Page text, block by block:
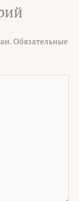
Обязательные